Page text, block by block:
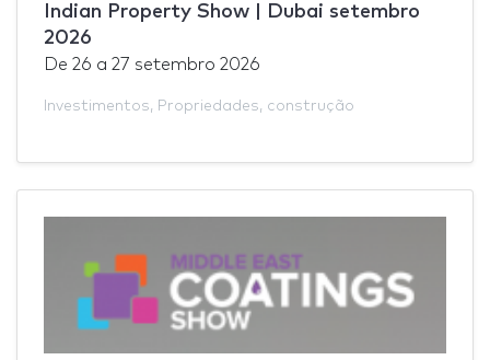
Indian Property Show | Dubai setembro
2026
De 26 a 27 setembro 2026
Investimentos, Propriedades, construção